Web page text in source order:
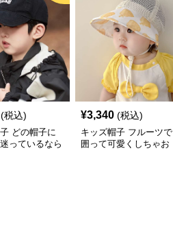
(税込)
どの帽子に
っているなら
¥3,340 (税込)
キッズ帽子 フルーツで
囲って可愛くしちゃお